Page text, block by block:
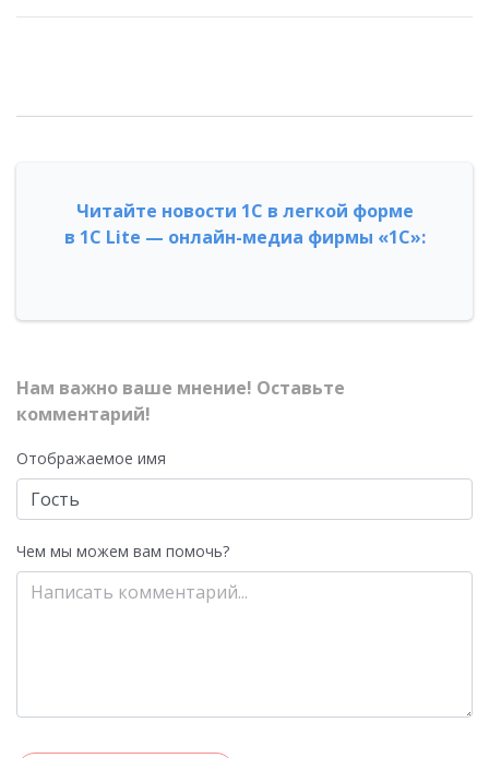
Читайте новости 1С в легкой форме
в 1С Lite — онлайн-медиа фирмы «1С»:
Нам важно ваше мнение! Оставьте
комментарий!
Отображаемое имя
Чем мы можем вам помочь?